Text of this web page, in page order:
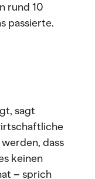
rund 10
passierte.
sagt
dass
keinen
– sprich